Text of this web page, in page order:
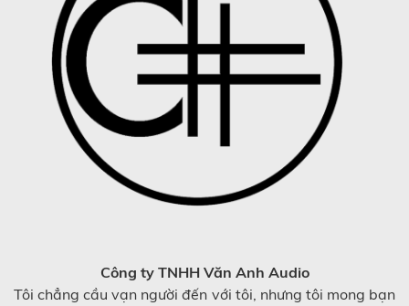
Công ty TNHH Văn Anh Audio
Tôi chẳng cầu vạn người đến với tôi, nhưng tôi mong bạn